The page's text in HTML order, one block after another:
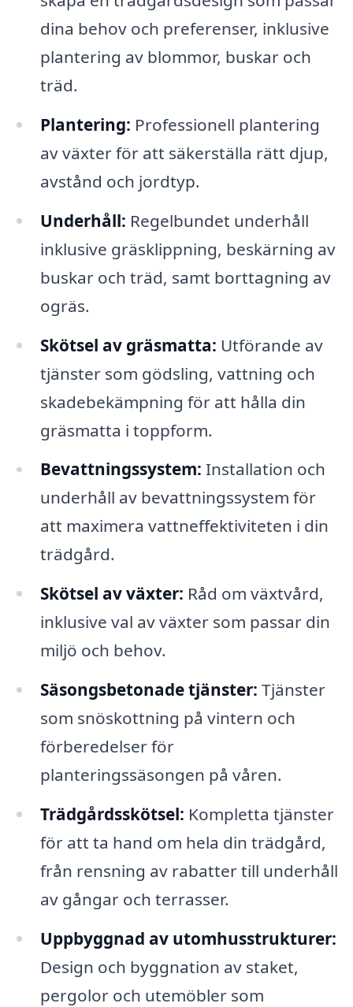
dina behov och preferenser, inklusive
plantering av blommor, buskar och
träd.
Plantering: Professionell plantering
av växter för att säkerställa rätt djup,
avstånd och jordtyp.
Underhåll: Regelbundet underhåll
inklusive gräsklippning, beskärning av
buskar och träd, samt borttagning av
ogräs.
Skötsel av gräsmatta: Utförande av
tjänster som gödsling, vattning och
skadebekämpning för att hålla din
gräsmatta i toppform.
Bevattningssystem: Installation och
underhåll av bevattningssystem för
att maximera vattneffektiviteten i din
trädgård.
Skötsel av växter: Råd om växtvård,
inklusive val av växter som passar din
miljö och behov.
Säsongsbetonade tjänster: Tjänster
som snöskottning på vintern och
förberedelser för
planteringssäsongen på våren.
Trädgårdsskötsel: Kompletta tjänster
för att ta hand om hela din trädgård,
från rensning av rabatter till underhåll
av gångar och terrasser.
Uppbyggnad av utomhusstrukturer:
Design och byggnation av staket,
pergolor och utemöbler som